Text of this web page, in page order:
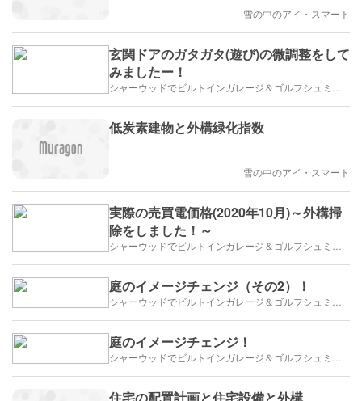
雪の中のアイ・スマート
玄関ドアのガタガタ(遊び)の微調整をして
みましたー！
低炭素建物と外構緑化指数
雪の中のアイ・スマート
実際の売買電価格(2020年10月)～外構掃
除をしました！～
庭のイメージチェンジ（その2）！
庭のイメージチェンジ！
住宅の配置計画と住宅設備と外構